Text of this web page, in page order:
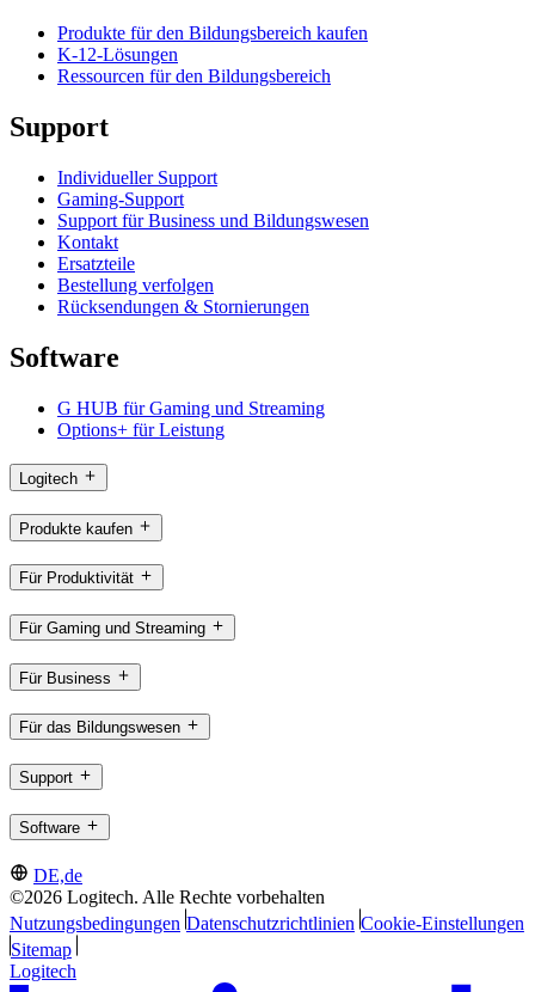
Produkte für den Bildungsbereich kaufen
K-12-Lösungen
Ressourcen für den Bildungsbereich
Support
Individueller Support
Gaming-Support
Support für Business und Bildungswesen
Kontakt
Ersatzteile
Bestellung verfolgen
Rücksendungen & Stornierungen
Software
G HUB für Gaming und Streaming
Options+ für Leistung
Logitech
Produkte kaufen
Für Produktivität
Für Gaming und Streaming
Für Business
Für das Bildungswesen
Support
Software
DE,de
©2026 Logitech. Alle Rechte vorbehalten
Nutzungsbedingungen Datenschutzrichtlinien Cookie-Einstellungen
Sitemap
Logitech